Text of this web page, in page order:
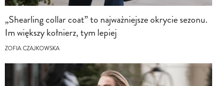
„Shearling collar coat” to najważniejsze okrycie sezonu.
Im większy kołnierz, tym lepiej
ZOFIA CZAJKOWSKA